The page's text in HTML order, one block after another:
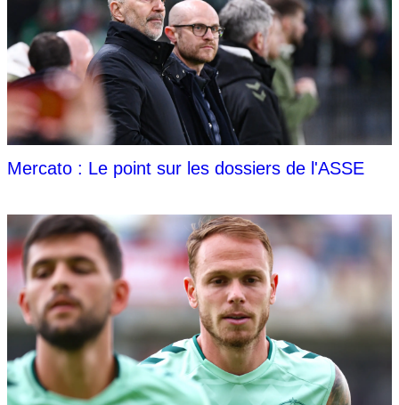
Mercato : Le point sur les dossiers de l'ASSE